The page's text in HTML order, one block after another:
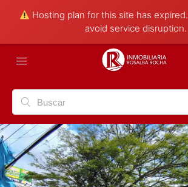
Hosting plan for this site has expired.
avoid service disruption.